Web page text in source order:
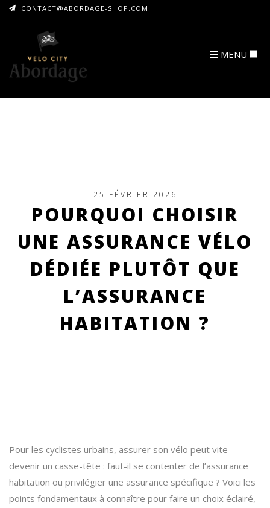
CONTACT@ABORDAGE-SHOP.COM
MENU
ARCHIVES
25 FÉVRIER 2026
POURQUOI CHOISIR
UNE ASSURANCE VÉLO
DÉDIÉE PLUTÔT QUE
L’ASSURANCE
HABITATION ?
Pour les cyclistes urbains, assurer son vélo peut vite
devenir un casse-tête : faut-il se contenter de l’assurance
habitation ou privilégier une assurance spécifique ? Voici les
points fondamentaux à connaître pour faire un choix éclairé,